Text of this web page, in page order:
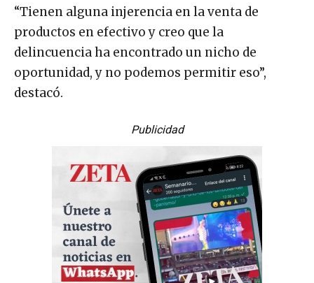
“Tienen alguna injerencia en la venta de
productos en efectivo y creo que la
delincuencia ha encontrado un nicho de
oportunidad, y no podemos permitir eso”,
destacó.
Publicidad